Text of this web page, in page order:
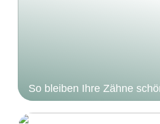
So bleiben Ihre Zähne